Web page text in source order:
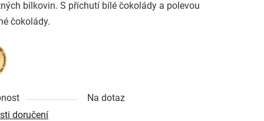
bílkovin. S příchutí bílé čokolády a polevou
čokolády.
Na dotaz
doručení